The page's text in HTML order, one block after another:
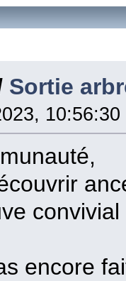
Sortie
10:56:30
encore